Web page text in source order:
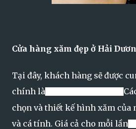
Cửa hàng xăm đẹp ở Hải
Tại đây, khách hàng sẽ được
chính là
chọn và thiết kế hình xăm của
và cá tính. Giá cả cho mỗi lần